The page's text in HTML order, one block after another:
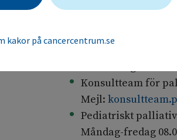
Kontakt för
SoL-teamet i
Lilla Erstagården i
Konsultteam för
Mejl:
Pediatriskt palliativt
Måndag-fredag
kakor på cancercentrum.se